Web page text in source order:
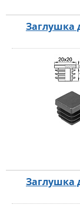
Заглушка
Заглушка